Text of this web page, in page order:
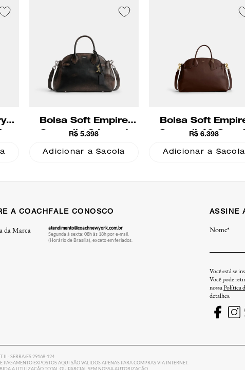
Bolsa Soft Empire
Carryall 28 Loved
R$ 5.398
Adicionar a Sacola
Bolsa Soft
Carryall 40 Coach
R$ 6.398
Adicionar a Sacola
A COACH
da Marca
FALE CONOSCO
atendimento@coachnewyork.com.br
Segunda à sexta: 08h às 18h por e-mail.
(Horário de Brasília), exceto em feriados.
ASSINE
Nome*
Você está se
Você pode
nossaPolítica
detalhes.
II - SERRA/ES 29168-124
EXPOSTOS AQUI SÃO VÁLIDOS APENAS PARA COMPRAS VIA INTERNET.
A UTILIZAÇÃO TOTAL OU PARCIAL SEM NOSSA AUTORIZAÇÃO.